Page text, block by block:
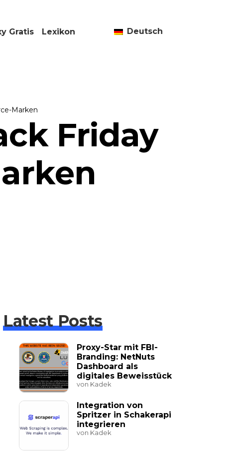
Gratis Lexikon Deutsch
Marken
Friday
Latest Posts
Proxy-Star mit FBI-
Branding: NetNuts
Dashboard als
digitales Beweisstück
von Kadek
Integration von
Spritzer in Schakerapi
integrieren
von Kadek